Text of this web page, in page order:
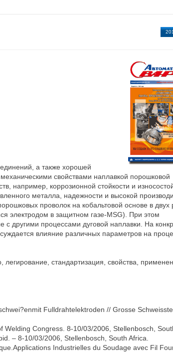
а также хорошей
свойствами наплавкой порошковой
например, коррозионной стойкости и
металла, надежности и высокой
проволок на кобальтовой основе в двух
электродом в защитном газе-MSG). При этом
другими процессами дуговой наплавки. На
влияние различных параметров на
стандартизация, свойства,
Fulldrahtelektroden // Grosse
Congress. 8-10/03/2006, Stellenbosch,
– 8-10/03/2006, Stellenbosch, South Africa.
Industrielles du Soudage avec Fil